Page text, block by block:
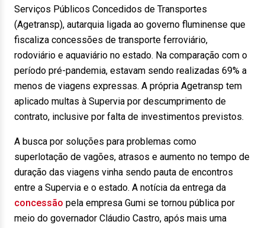
Serviços Públicos Concedidos de Transportes
(Agetransp), autarquia ligada ao governo fluminense que
fiscaliza concessões de transporte ferroviário,
rodoviário e aquaviário no estado. Na comparação com o
período pré-pandemia, estavam sendo realizadas 69% a
menos de viagens expressas. A própria Agetransp tem
aplicado multas à Supervia por descumprimento de
contrato, inclusive por falta de investimentos previstos.
A busca por soluções para problemas como
superlotação de vagões, atrasos e aumento no tempo de
duração das viagens vinha sendo pauta de encontros
entre a Supervia e o estado. A notícia da entrega da
concessão pela empresa Gumi se tornou pública por
meio do governador Cláudio Castro, após mais uma